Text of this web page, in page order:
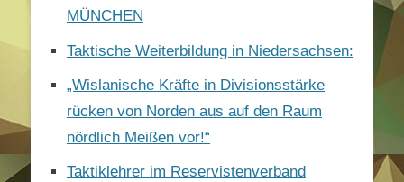
MÜNCHEN
Taktische Weiterbildung in Niedersachsen:
„Wislanische Kräfte in Divisionsstärke
rücken von Norden aus auf den Raum
nördlich Meißen vor!“
Taktiklehrer im Reservistenverband